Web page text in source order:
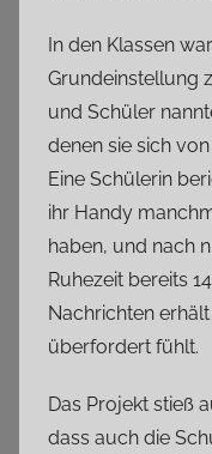
In den Klassen
Grundeinstellung
und Schüler
denen sie sich
Eine Schülerin
ihr Handy
haben, und nach
Ruhezeit bereits
Nachrichten
überfordert fühlt.
Das Projekt stieß
dass auch die